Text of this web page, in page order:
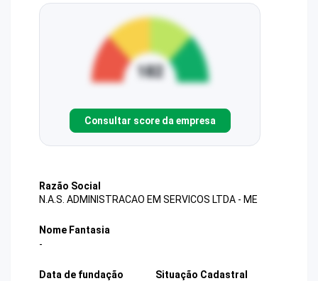
Consultar score da empresa
Razão Social
N.A.S. ADMINISTRACAO EM SERVICOS LTDA - ME
Nome Fantasia
-
Data de fundação
Situação Cadastral